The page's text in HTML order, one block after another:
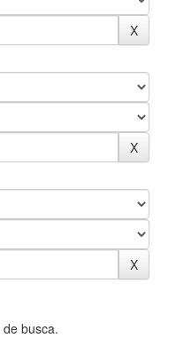
busca.